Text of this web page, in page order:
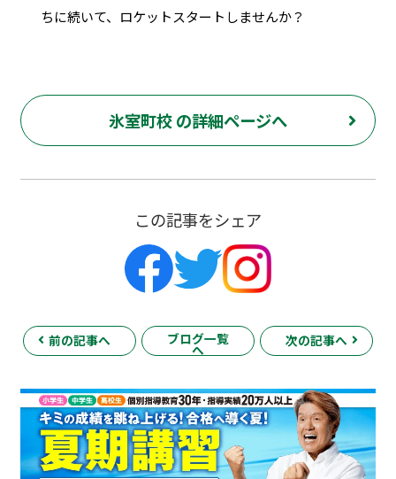
ちに続いて、ロケットスタートしませんか？
氷室町校 の詳細ページへ
この記事をシェア
前の記事へ ブログ一覧
へ
次の記事へ